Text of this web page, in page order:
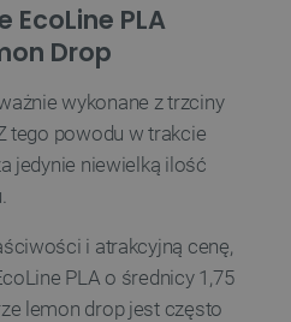
EcoLine PLA
Drop
wykonane z trzciny
tego powodu w trakcie
jedynie niewielką ilość
i atrakcyjną cenę,
PLA o średnicy 1,75
lemon drop jest często